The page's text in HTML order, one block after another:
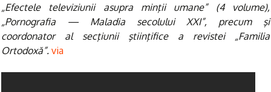
„Efectele televiziunii asupra minţii umane” (4 volume),
„Pornografia — Maladia secolului XXI”, precum şi
coordonator al secţiunii ştiinţifice a revistei „Familia
Ortodoxă”. via